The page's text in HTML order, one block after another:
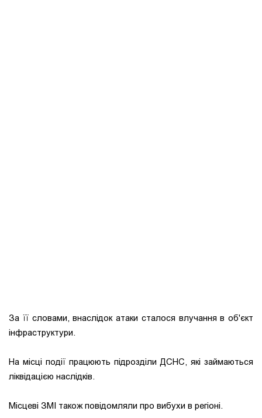
За її словами, внаслідок атаки сталося влучання в об'єкт
інфраструктури.
На місці події працюють підрозділи ДСНС, які займаються
ліквідацією наслідків.
Місцеві ЗМІ також повідомляли про вибухи в регіоні.